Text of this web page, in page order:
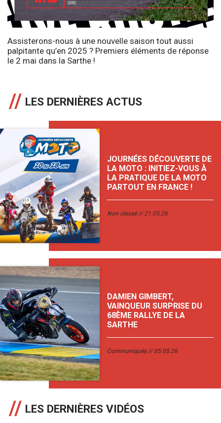
Assisterons-nous à une nouvelle saison tout aussi
palpitante qu’en 2025 ? Premiers éléments de réponse
le 2 mai dans la Sarthe !
LES DERNIÈRES ACTUS
JOURNÉES DÉCOUVERTE DE
LA MOTO : INITIEZ-VOUS À
LA PRATIQUE DE LA MOTO
PARTOUT EN FRANCE !
Non classé 21.05.26
DAMIEN GIMBERT,
VAINQUEUR SURPRISE DU
68ÈME RALLYE DE LA
SARTHE
Communiqués 05.05.26
LES DERNIÈRES VIDÉOS